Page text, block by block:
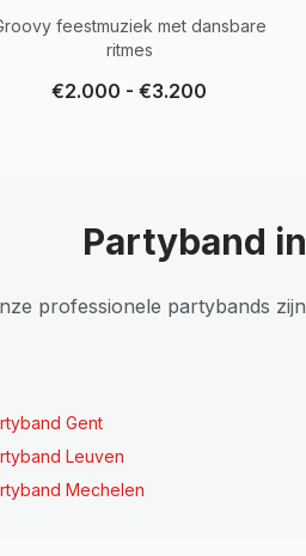
feestmuziek met dansbare
ritmes
€2.000 - €3.200
Partyband
professionele partybands
Gent
Leuven
Mechelen